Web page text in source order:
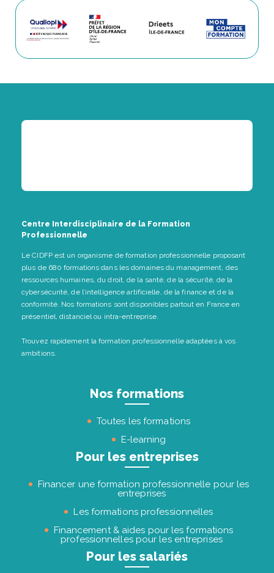
Centre Interdisciplinaire de la Formation
Professionnelle
Le CIDFP est un organisme de formation professionnelle proposant
plus de 680 formations dans les domaines du management, des
ressources humaines, du droit, de la santé, de la sécurité, de la
cybersécurité, de l’intelligence artificielle, de la finance et de la
conformité. Nos formations sont disponibles partout en France en
présentiel, distanciel ou intra-entreprise.
Trouvez rapidement la formation professionnelle adaptées à vos
ambitions.
Nos formations
Toutes les formations
E-learning
Pour les entreprises
Financer une formation professionnelle pour les
entreprises
Les formations professionnelles
Financement & aides pour les formations
professionnelles pour les entreprises
Pour les salariés